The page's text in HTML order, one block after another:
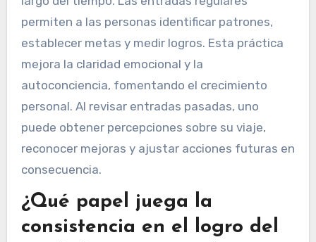
permiten a las personas identificar patrones,
establecer metas y medir logros. Esta práctica
mejora la claridad emocional y la
autoconciencia, fomentando el crecimiento
personal. Al revisar entradas pasadas, uno
puede obtener percepciones sobre su viaje,
reconocer mejoras y ajustar acciones futuras en
consecuencia.
¿Qué papel juega la
consistencia en el logro del